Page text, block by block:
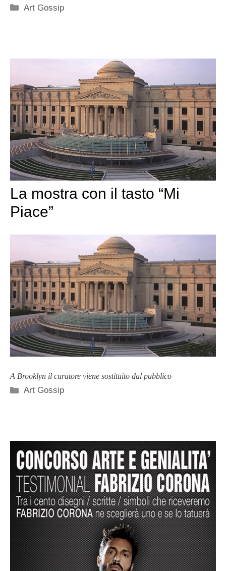
Categorie
Art Gossip
La mostra con il tasto “Mi
Piace”
A Brooklyn il curatore viene sostituito dal pubblico
Categorie
Art Gossip